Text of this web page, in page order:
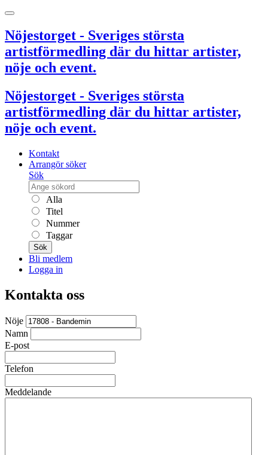
Nöjestorget - Sveriges största
artistförmedling där du hittar artister,
nöje och event.
Nöjestorget - Sveriges största
artistförmedling där du hittar artister,
nöje och event.
Kontakt
Arrangör söker
Sök
Alla
Titel
Nummer
Taggar
Sök
Bli medlem
Logga in
Kontakta oss
Nöje
Namn
E-post
Telefon
Meddelande